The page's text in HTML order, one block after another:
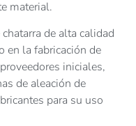
material.
de alta calidad
en la fabricación de
iniciales,
de aleación de
para su uso